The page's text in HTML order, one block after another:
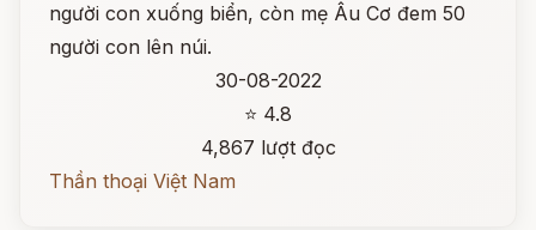
người con xuống biển, còn mẹ Âu Cơ đem 50
người con lên núi.
30-08-2022
⭐ 4.8
4,867 lượt đọc
Thần thoại Việt Nam